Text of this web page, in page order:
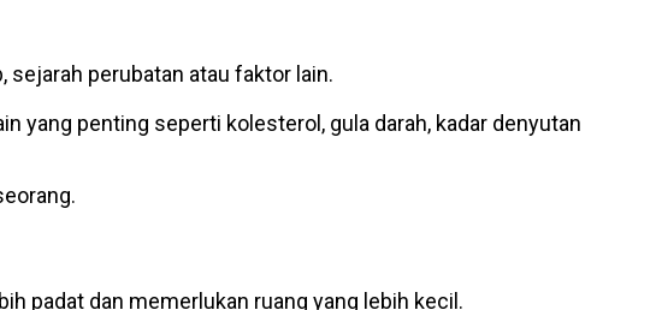
sejarah perubatan atau faktor lain.
yang penting seperti kolesterol, gula darah, kadar denyutan
padat dan memerlukan ruang yang lebih kecil.